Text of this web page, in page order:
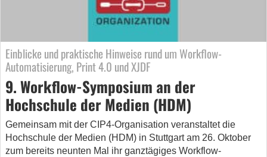
Einblicke und praktische Hinweise rund um Workflow-
Automatisierung, Print 4.0 und XJDF
9. Workflow-Symposium an der
Hochschule der Medien (HDM)
Gemeinsam mit der CIP4-Organisation veranstaltet die
Hochschule der Medien (HDM) in Stuttgart am 26. Oktober
zum bereits neunten Mal ihr ganztägiges Workflow-